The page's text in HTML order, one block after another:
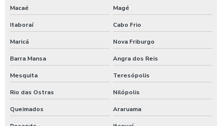
Germicida para carros
Higienização automotiva
Higienização automotiva contra covid 19
Higienização automotiva preço
Higienização automotiva a seco
Higienização automotiva valor
Higienização automotiva a vapor
Macaé Magé
Itaboraí Cabo Frio
Maricá Nova Friburgo
Barra Mansa Angra dos Reis
Mesquita Teresópolis
Rio das Ostras Nilópolis
Queimados Araruama